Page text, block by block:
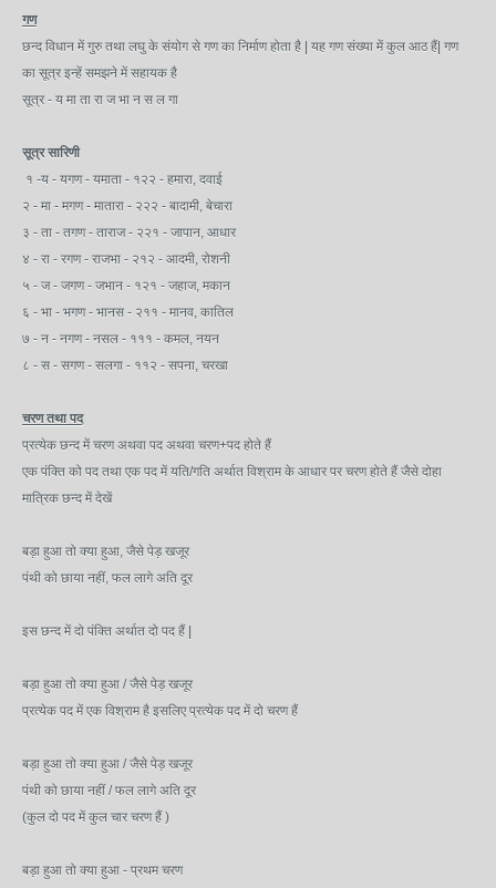
गण
छन्द विधान में गुरु तथा लघु के संयोग से गण का निर्माण होता है | यह गण संख्या में कुल आठ हैं| गण
का सूत्र इन्हें समझने में सहायक है
सूत्र - य मा ता रा ज भा न स ल गा
सूत्र सारिणी
१ -य - यगण - यमाता - १२२ - हमारा, दवाई
२ - मा - मगण - मातारा - २२२ - बादामी, बेचारा
३ - ता - तगण - ताराज - २२१ - जापान, आधार
४ - रा - रगण - राजभा - २१२ - आदमी, रोशनी
५ - ज - जगण - जभान - १२१ - जहाज, मकान
६ - भा - भगण - भानस - २११ - मानव, कातिल
७ - न - नगण - नसल - १११ - कमल, नयन
८ - स - सगण - सलगा - ११२ - सपना, चरखा
चरण तथा पद
प्रत्येक छन्द में चरण अथवा पद अथवा चरण+पद होते हैं
एक पंक्ति को पद तथा एक पद में यति/गति अर्थात विश्राम के आधार पर चरण होते हैं जैसे दोहा
मात्रिक छन्द में देखें
बड़ा हुआ तो क्या हुआ, जैसे पेड़ खजूर
पंथी को छाया नहीं, फल लागे अति दूर
इस छन्द में दो पंक्ति अर्थात दो पद हैं |
बड़ा हुआ तो क्या हुआ / जैसे पेड़ खजूर
प्रत्येक पद में एक विश्राम है इसलिए प्रत्येक पद में दो चरण हैं
बड़ा हुआ तो क्या हुआ / जैसे पेड़ खजूर
पंथी को छाया नहीं / फल लागे अति दूर
(कुल दो पद में कुल चार चरण हैं )
बड़ा हुआ तो क्या हुआ - प्रथम चरण